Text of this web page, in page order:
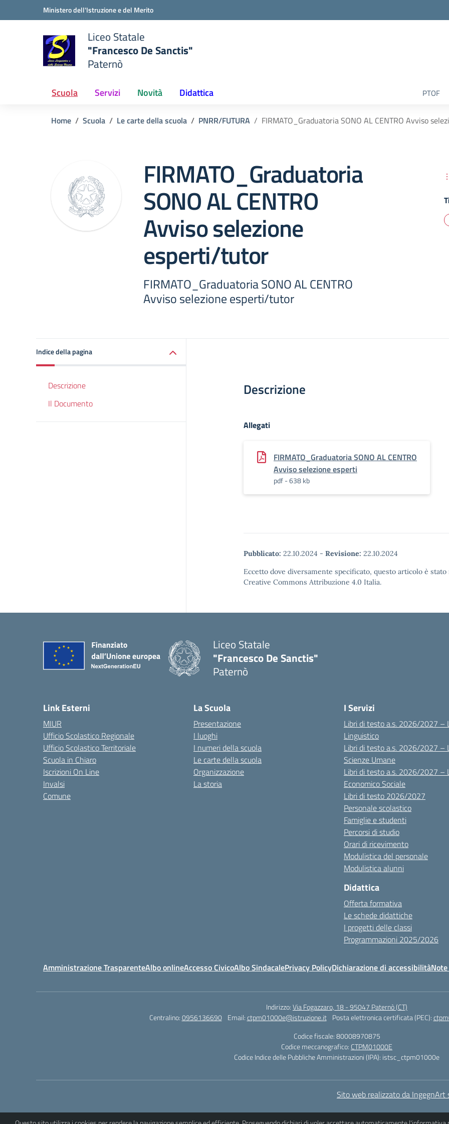
Vai ai contenuti
Vai al menu di navigazioneMinistero dell'Istruzione e del Merito
scuola
Liceo Statale
"Francesco De Sanctis"
Paternò
Scuola Servizi Novità Didattica PTOF
Home Scuola Le carte della scuola PNRR/FUTURA FIRMATO_Graduatoria SONO AL CENTRO Avviso
FIRMATO_Graduatoria
SONO AL CENTRO
Avviso selezione
esperti/tutor
FIRMATO_Graduatoria SONO AL CENTRO
Avviso selezione esperti/tutor
Indice della pagina
Descrizione
Il Documento
Descrizione
Allegati
FIRMATO_Graduatoria SONO AL CENTRO
Avviso selezione esperti
pdf - 638 kb
Pubblicato: 22.10.2024 - Revisione: 22.10.2024
Eccetto dove diversamente specificato, questo articolo è
Creative Commons Attribuzione 4.0 Italia.
Liceo Statale
"Francesco De Sanctis"
Paternò
Link Esterni
MIUR
Ufficio Scolastico Regionale
Ufficio Scolastico Territoriale
Scuola in Chiaro
Iscrizioni On Line
Invalsi
Comune
La Scuola
Presentazione
I luoghi
I numeri della scuola
Le carte della scuola
Organizzazione
La storia
I Servizi
Libri di testo a.s. 2026/2027 –
Linguistico
Libri di testo a.s. 2026/2027 –
Scienze Umane
Libri di testo a.s. 2026/2027 –
Economico Sociale
Libri di testo 2026/2027
Personale scolastico
Famiglie e studenti
Percorsi di studio
Orari di ricevimento
Modulistica del personale
Modulistica alunni
Didattica
Offerta formativa
Le schede didattiche
I progetti delle classi
Programmazioni 2025/2026
Amministrazione TrasparenteAlbo onlineAccesso CivicoAlbo SindacalePrivacy PolicyDichiarazione di accessibilità
Indirizzo:Via Fogazzaro, 18 - 95047 Paternò (CT)
Centralino:0956136690 Email:ctpm01000e@istruzione.it Posta elettronica certificata (PEC):
Codice fiscale: 80008970875
Codice meccanografico: CTPM01000E
Codice Indice delle Pubbliche Amministrazioni (IPA): istsc_ctpm01000e
Sito web realizzato da IngegnArt